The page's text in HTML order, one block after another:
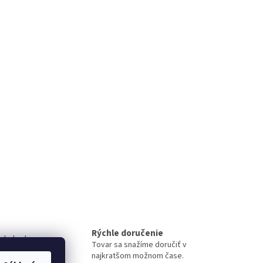
Rýchle doručenie
Tovar sa snažíme doručiť v
najkratšom možnom čase.